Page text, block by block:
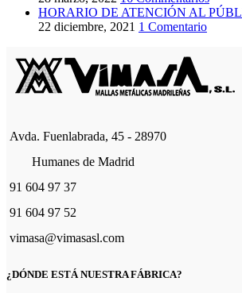
HORARIO DE ATENCIÓN AL
22 diciembre, 2021 1 Comentario
Avda. Fuenlabrada, 45 - 28970
Humanes de Madrid
91 604 97 37
91 604 97 52
vimasa@vimasasl.com
¿DÓNDE ESTÁ NUESTRA FÁBRICA?